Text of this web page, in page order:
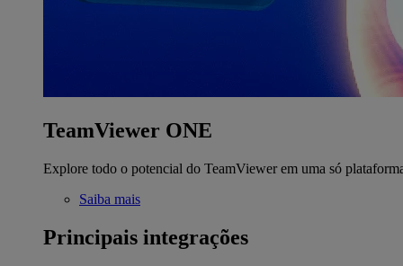
TeamViewer ONE
Explore todo o potencial do TeamViewer em uma só
Saiba mais
Principais integrações